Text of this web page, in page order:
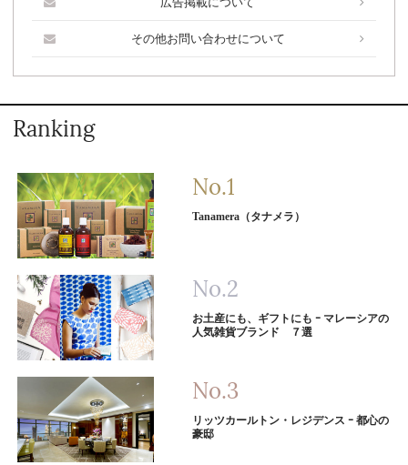
その他お問い合わせについて
Ranking
Tanamera（タナメラ）
お土産にも、ギフトにも ｰ マレーシアの
人気雑貨ブランド ７選
リッツカールトン・レジデンス ｰ 都心の
豪邸